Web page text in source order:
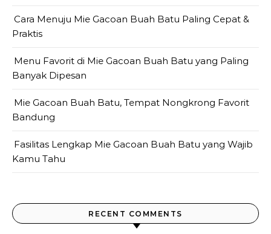
Cara Menuju Mie Gacoan Buah Batu Paling Cepat &
Praktis
Menu Favorit di Mie Gacoan Buah Batu yang Paling
Banyak Dipesan
Mie Gacoan Buah Batu, Tempat Nongkrong Favorit
Bandung
Fasilitas Lengkap Mie Gacoan Buah Batu yang Wajib
Kamu Tahu
RECENT COMMENTS